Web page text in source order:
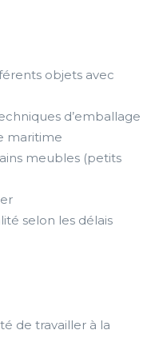
objets avec
d’emballage
maritime
meubles (petits
selon les délais
de travailler à la